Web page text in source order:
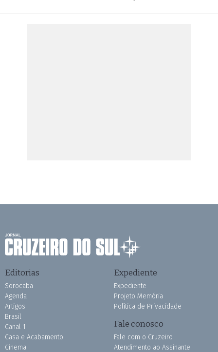
Editorias
Sorocaba
Agenda
Artigos
Brasil
Canal 1
Casa e Acabamento
Cinema
Expediente
Expediente
Projeto Memória
Política de Privacidade
Fale conosco
Fale com o Cruzeiro
Atendimento ao Assinante